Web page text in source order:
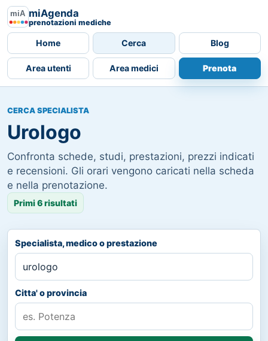
miAgenda
prenotazioni mediche
Home Cerca Blog
Area utenti Area medici Prenota
CERCA SPECIALISTA
Urologo
Confronta schede, studi, prestazioni, prezzi indicati
e recensioni. Gli orari vengono caricati nella scheda
e nella prenotazione.
Primi 6 risultati
Specialista, medico o prestazione
Citta' o provincia